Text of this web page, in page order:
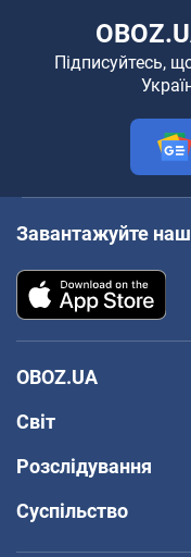
Підписуйтесь,
Завантажуйте
OBOZ.UA
Світ
Розслідування
Суспільство